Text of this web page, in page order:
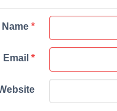
Name *
Email *